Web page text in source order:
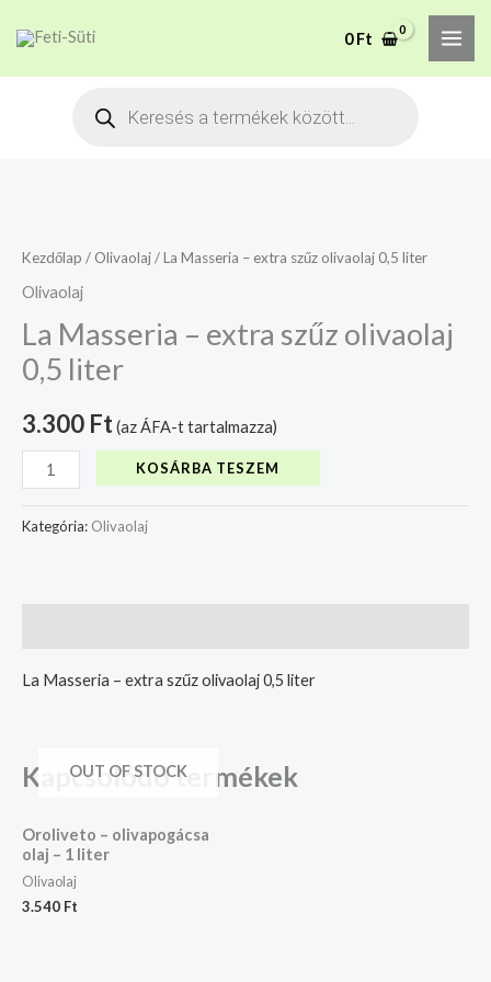
content
0Ft
Products
Kezdőlap / Olivaolaj/ La Masseria – extra szűz olivaolaj 0,5 liter
Olivaolaj
La Masseria – extra szűz olivaolaj
0,5 liter
3.300 Ft(az ÁFA-t tartalmazza)
-
extra
olivaolaj
0,5
mennyiség
KOSÁRBA TESZEM
Kategória: Olivaolaj
La Masseria – extra szűz olivaolaj 0,5 liter
Kapcsolódó termékek
OUT OF STOCK
Oroliveto – olivapogácsa
olaj – 1 liter
Olivaolaj
3.540 Ft
A mélyhűtött termékeket
csakis saját felelősségre
Megértettem